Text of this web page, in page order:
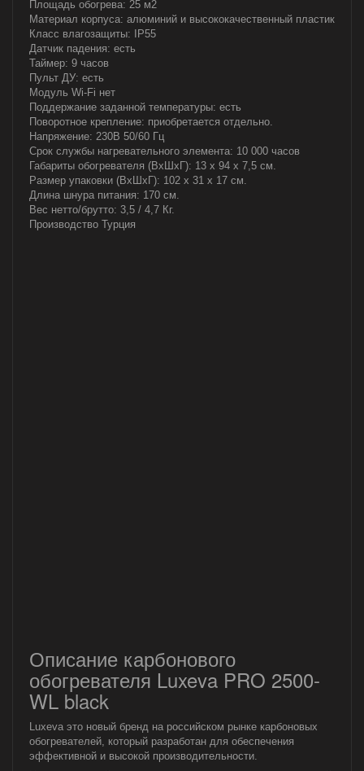
Площадь обогрева: 25 м2
Материал корпуса: алюминий и высококачественный пластик
Класс влагозащиты: IP55
Датчик падения: есть
Таймер: 9 часов
Пульт ДУ: есть
Модуль Wi-Fi нет
Поддержание заданной температуры: есть
Поворотное крепление: приобретается отдельно.
Напряжение: 230В 50/60 Гц
Срок службы нагревательного элемента: 10 000 часов
Габариты обогревателя (ВxШxГ): 13 x 94 x 7,5 см.
Размер упаковки (ВхШxГ): 102 x 31 x 17 см.
Длина шнура питания: 170 см.
Вес нетто/брутто: 3,5 / 4,7 Кг.
Производство Турция
Описание карбонового
обогревателя Luxeva PRO 2500-
WL black
Luxeva это новый бренд на российском рынке карбоновых
обогревателей, который разработан для обеспечения
эффективной и высокой производительности.